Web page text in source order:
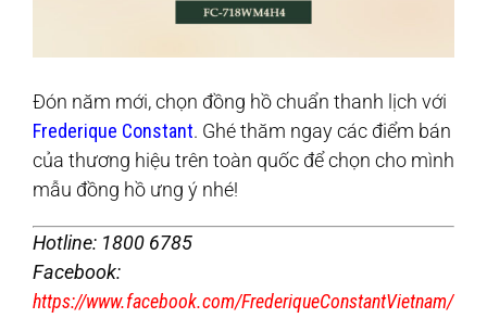
Đón năm mới, chọn đồng hồ chuẩn thanh lịch với
Frederique Constant. Ghé thăm ngay các điểm bán
của thương hiệu trên toàn quốc để chọn cho mình
mẫu đồng hồ ưng ý nhé!
Hotline: 1800 6785
Facebook:
https://www.facebook.com/FrederiqueConstantVietnam/